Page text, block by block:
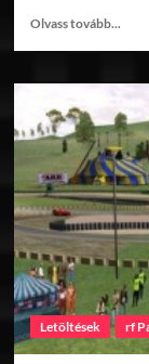
Olvass tovább...
v0.85
Letöltések rf